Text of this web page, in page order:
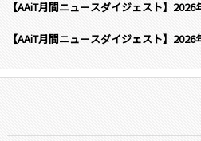
【AAiT月間ニュースダイジェスト】2026
【AAiT月間ニュースダイジェスト】2026